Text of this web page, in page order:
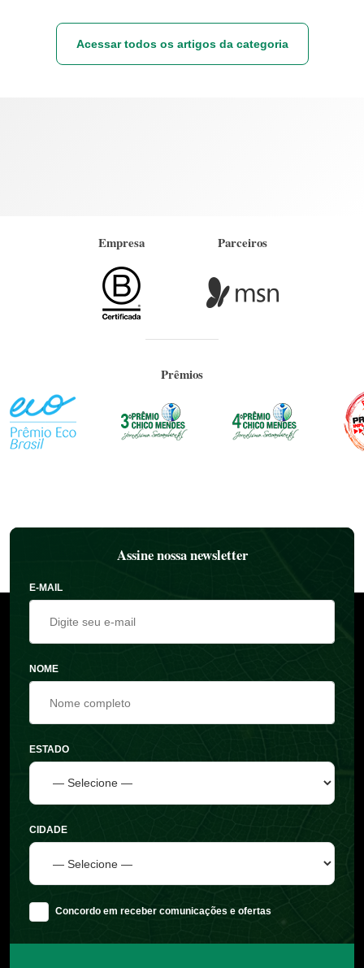
Acessar todos os artigos da categoria
Empresa Parceiros
Prêmios
Assine nossa newsletter
E-MAIL
NOME
ESTADO
CIDADE
Concordo em receber comunicações e ofertas